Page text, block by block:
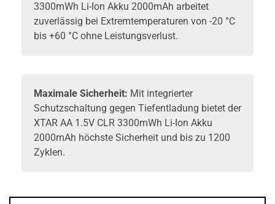
3300mWh Li-Ion Akku 2000mAh arbeitet
zuverlässig bei Extremtemperaturen von -20 °C
bis +60 °C ohne Leistungsverlust.
Maximale Sicherheit: Mit integrierter
Schutzschaltung gegen Tiefentladung bietet der
XTAR AA 1.5V CLR 3300mWh Li-Ion Akku
2000mAh höchste Sicherheit und bis zu 1200
Zyklen.